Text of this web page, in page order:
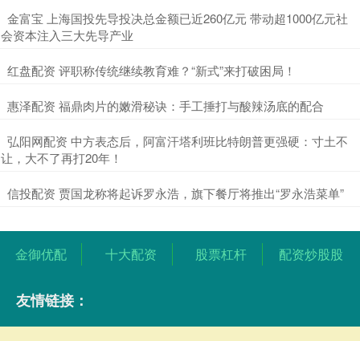
​金富宝 上海国投先导投决总金额已近260亿元 带动超1000亿元社
会资本注入三大先导产业
​红盘配资 评职称传统继续教育难？“新式”来打破困局！
​惠泽配资 福鼎肉片的嫩滑秘诀：手工捶打与酸辣汤底的配合
​弘阳网配资 中方表态后，阿富汗塔利班比特朗普更强硬：寸土不
让，大不了再打20年！
​信投配资 贾国龙称将起诉罗永浩，旗下餐厅将推出“罗永浩菜单”
金御优配 十大配资 股票杠杆 配资炒股股
友情链接：